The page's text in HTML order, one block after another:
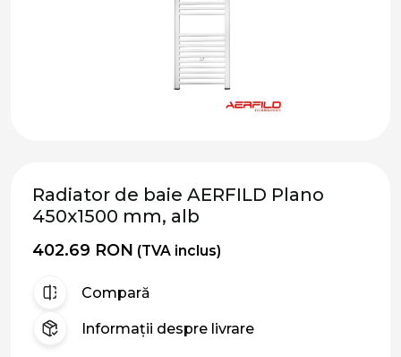
Radiator de baie AERFILD Plano
450x1500 mm, alb
402.69 RON (TVA inclus)
Compară
Informații despre livrare